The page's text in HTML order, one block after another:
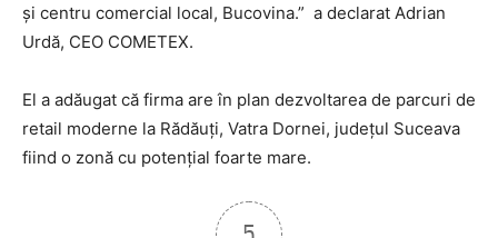
şi centru comercial local, Bucovina.” a declarat Adrian
Urdă, CEO COMETEX.
El a adăugat că firma are în plan dezvoltarea de parcuri de
retail moderne la Rădăuţi, Vatra Dornei, judeţul Suceava
fiind o zonă cu potenţial foarte mare.